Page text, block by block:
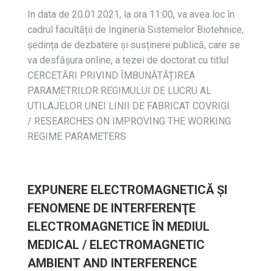
In data de 20.01.2021, la ora 11:00, va avea loc în
cadrul facultății de Ingineria Sistemelor Biotehnice,
ședința de dezbatere și susținere publică, care se
va desfășura online, a tezei de doctorat cu titlul
CERCETĂRI PRIVIND ÎMBUNĂTĂȚIREA
PARAMETRILOR REGIMULUI DE LUCRU AL
UTILAJELOR UNEI LINII DE FABRICAT COVRIGI
/ RESEARCHES ON IMPROVING THE WORKING
REGIME PARAMETERS
EXPUNERE ELECTROMAGNETICĂ ŞI
FENOMENE DE INTERFERENŢE
ELECTROMAGNETICE ÎN MEDIUL
MEDICAL / ELECTROMAGNETIC
AMBIENT AND INTERFERENCE